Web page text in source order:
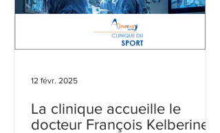
La clinique accueille le
docteur François Kelberine
12 févr. 2025